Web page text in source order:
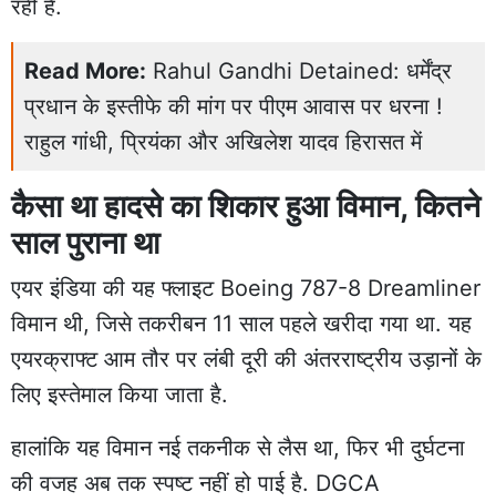
रही है.
Read More: Rahul Gandhi Detained: धर्मेंद्र
प्रधान के इस्तीफे की मांग पर पीएम आवास पर धरना !
राहुल गांधी, प्रियंका और अखिलेश यादव हिरासत में
कैसा था हादसे का शिकार हुआ विमान, कितने
साल पुराना था
एयर इंडिया की यह फ्लाइट Boeing 787-8 Dreamliner
विमान थी, जिसे तकरीबन 11 साल पहले खरीदा गया था. यह
एयरक्राफ्ट आम तौर पर लंबी दूरी की अंतरराष्ट्रीय उड़ानों के
लिए इस्तेमाल किया जाता है.
हालांकि यह विमान नई तकनीक से लैस था, फिर भी दुर्घटना
की वजह अब तक स्पष्ट नहीं हो पाई है. DGCA